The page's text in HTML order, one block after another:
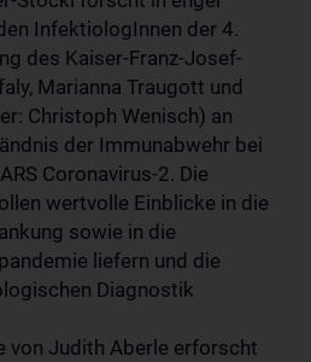
InfektiologInnen der 4.
des Kaiser-Franz-Josef-
Marianna Traugott und
Christoph Wenisch) an
der Immunabwehr bei
Coronavirus-2. Die
wertvolle Einblicke in die
sowie in die
liefern und die
Diagnostik
von Judith Aberle erforscht